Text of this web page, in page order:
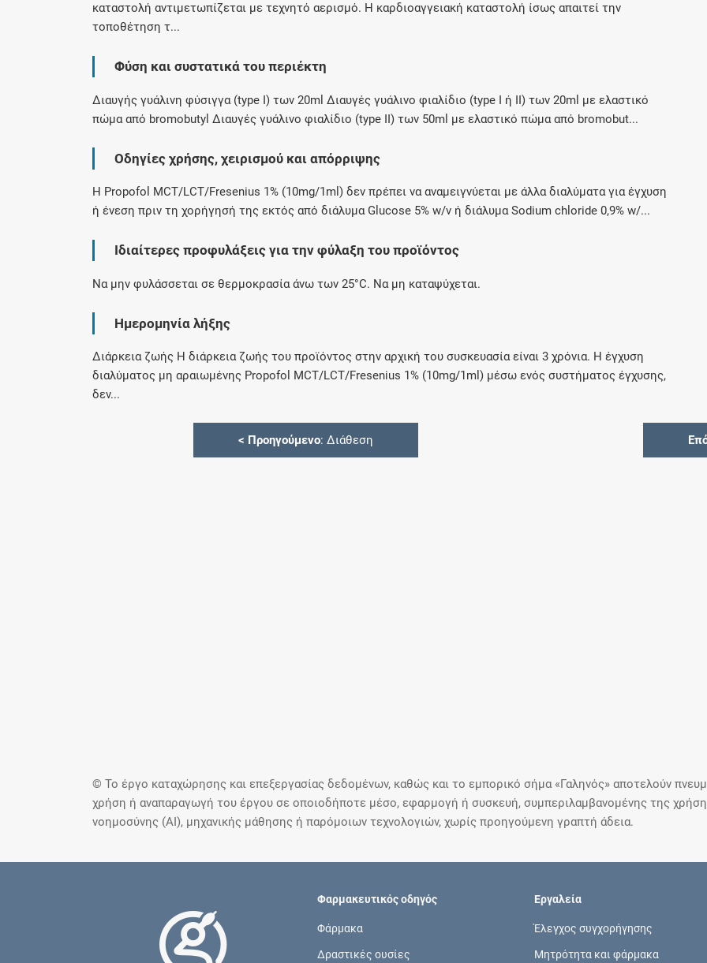
καταστολή αντιμετωπίζεται με τεχνητό αερισμό. Η καρδιοαγγειακή καταστολή ίσως απαιτεί την
τοποθέτηση τ...
Φύση και συστατικά του περιέκτη
Διαυγής γυάλινη φύσιγγα (type I) των 20ml Διαυγές γυάλινο φιαλίδιο (type I ή ΙΙ) των 20ml με ελαστικό
πώμα από bromobutyl Διαυγές γυάλινο φιαλίδιο (type ΙΙ) των 50ml με ελαστικό πώμα από bromobut...
Οδηγίες χρήσης, χειρισμού και απόρριψης
Η Propofol MCT/LCT/Fresenius 1% (10mg/1ml) δεν πρέπει να αναμειγνύεται με άλλα διαλύματα για έγχυση
ή ένεση πριν τη χορήγησή της εκτός από διάλυμα Glucose 5% w/v ή διάλυμα Sodium chloride 0,9% w/...
Ιδιαίτερες προφυλάξεις για την φύλαξη του προϊόντος
Να μην φυλάσσεται σε θερμοκρασία άνω των 25°C. Να μη καταψύχεται.
Ημερομηνία λήξης
Διάρκεια ζωής Η διάρκεια ζωής του προϊόντος στην αρχική του συσκευασία είναι 3 χρόνια. Η έγχυση
διαλύματος μη αραιωμένης Propofol MCT/LCT/Fresenius 1% (10mg/1ml) μέσω ενός συστήματος έγχυσης,
δεν...
< Προηγούμενο: Διάθεση
© Το έργο καταχώρησης και επεξεργασίας δεδομένων, καθώς και το εμπορικό σήμα «Γαληνός» αποτελούν
χρήση ή αναπαραγωγή του έργου σε οποιοδήποτε μέσο, εφαρμογή ή συσκευή, συμπεριλαμβανομένης της
νοημοσύνης (AI), μηχανικής μάθησης ή παρόμοιων τεχνολογιών, χωρίς προηγούμενη γραπτή άδεια.
Φαρμακευτικός οδηγός
Φάρμακα
Δραστικές ουσίες
Εργαλεία
Έλεγχος συγχορήγησης
Μητρότητα και φάρμακα